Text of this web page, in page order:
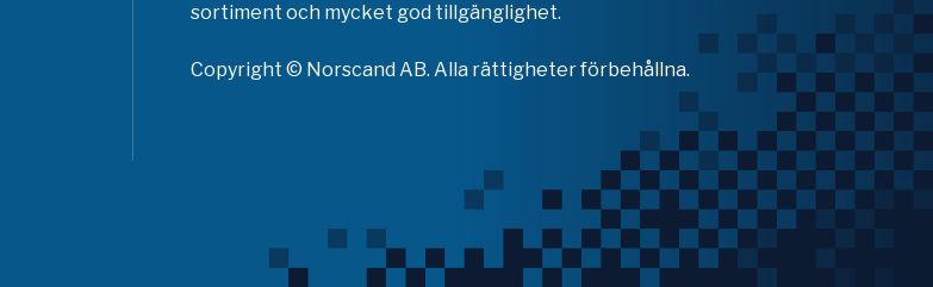
sortiment och mycket god tillgänglighet.
Copyright © Norscand AB. Alla rättigheter förbehållna.